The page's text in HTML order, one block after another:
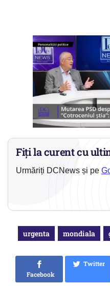
Fiți la curent cu
Urmăriți DCNews și pe
urgenta mondiala
Facebook
Twitter